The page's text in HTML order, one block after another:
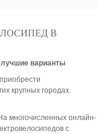
В
лучшие варианты
крупных городах.
многочисленных онлайн-
с